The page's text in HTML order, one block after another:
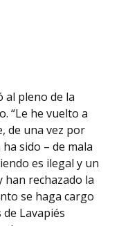
al pleno de la
“Le he vuelto a
de una vez por
sido – de mala
es ilegal y un
han rechazado la
se haga cargo
Lavapiés